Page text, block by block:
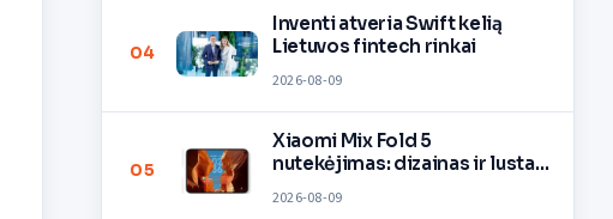
04
Inventi atveria Swift kelią
Lietuvos fintech rinkai
2026-08-09
05
Xiaomi Mix Fold 5
nutekėjimas: dizainas ir lustas
2026-08-09